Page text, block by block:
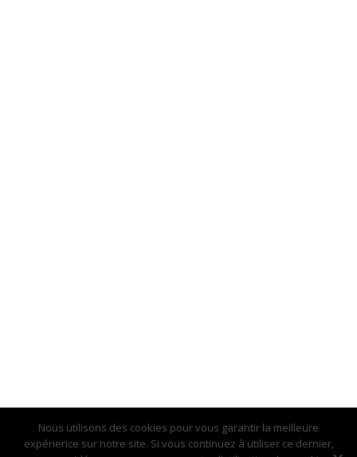
Nous utilisons des cookies pour vous garantir la meilleure
expérience sur notre site. Si vous continuez à utiliser ce dernier,